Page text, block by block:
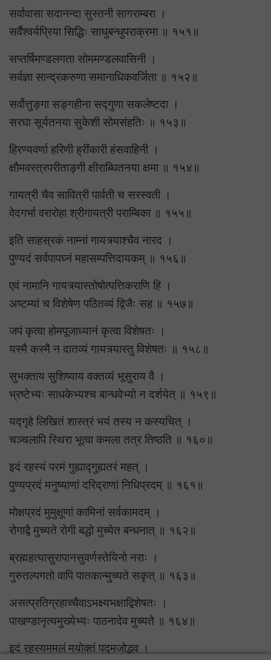
सर्वावासा सदानन्दा सुस्तनी सागराम्बरा ।
सर्वैश्वर्यप्रिया सिद्धिः साधुबन्धुपराक्रमा ॥ १५१॥
सप्तर्षिमण्डलगता सोममण्डलवासिनी ।
सर्वज्ञा सान्द्रकरुणा समानाधिकवर्जिता ॥ १५२॥
सर्वोत्तुङ्गा सङ्गहीना सद्गुणा सकलेष्टदा ।
सरघा सूर्यतनया सुकेशी सोमसंहतिः ॥ १५३॥
हिरण्यवर्णा हरिणी ह्रींकारी हंसवाहिनी ।
क्षौमवस्त्रपरीताङ्गी क्षीराब्धितनया क्षमा ॥ १५४॥
गायत्री चैव सावित्री पार्वती च सरस्वती ।
वेदगर्भा वरारोहा श्रीगायत्री पराम्बिका ॥ १५५॥
इति साहस्रकं नाम्नां गायत्र्याश्चैव नारद ।
पुण्यदं सर्वपापघ्नं महासम्पत्तिदायकम् ॥ १५६॥
एवं नामानि गायत्र्यास्तोषोत्पत्तिकराणि हि ।
अष्टम्यां च विशेषेण पठितव्यं द्विजैः सह ॥ १५७॥
जपं कृत्वा होमपूजाध्यानं कृत्वा विशेषतः ।
यस्मै कस्मै न दातव्यं गायत्र्यास्तु विशेषतः ॥ १५८॥
सुभक्ताय सुशिष्याय वक्तव्यं भूसुराय वै ।
भ्रष्टेभ्यः साधकेभ्यश्च बान्धवेभ्यो न दर्शयेत् ॥ १५९॥
यद्गृहे लिखितं शास्त्रं भयं तस्य न कस्यचित् ।
चञ्चलापि स्थिरा भूत्वा कमला तत्र तिष्ठति ॥ १६०॥
इदं रहस्यं परमं गुह्याद्गुह्यतरं महत् ।
पुण्यप्रदं मनुष्याणां दरिद्राणां निधिप्रदम् ॥ १६१॥
मोक्षप्रदं मुमुक्षूणां कामिनां सर्वकामदम् ।
रोगाद्वै मुच्यते रोगी बद्धो मुच्येत बन्धनात् ॥ १६२॥
ब्रह्महत्यासुरापानसुवर्णस्तेयिनो नराः ।
गुरुतल्पगतो वापि पातकान्मुच्यते सकृत् ॥ १६३॥
असत्प्रतिग्रहाच्चैवाऽभक्ष्यभक्षाद्विशेषतः ।
पाखण्डानृत्यमुख्येभ्यः पाठनादेव मुच्यते ॥ १६४॥
इदं रहस्यममलं मयोक्तं पद्मजोद्भव ।